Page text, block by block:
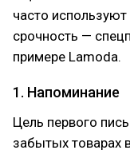
часто
срочность —
примере Lamoda.
1. Напоминание
Цель первого
забытых товарах